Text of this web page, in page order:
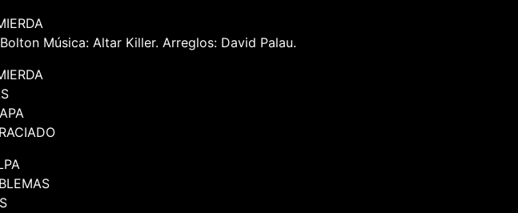
Música: Altar Killer. Arreglos: David Palau.